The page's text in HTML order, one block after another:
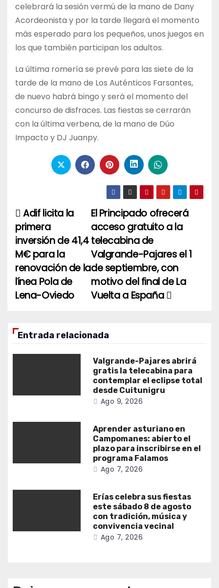
celebrará la sesión vermú de la mano de Dany
Acordeonista y por la tarde llegará el momento
más esperado para los pequeños, unos juegos en
los que también participan los adultos.
La última romería se prevé para las siete de la
tarde de la mano de Los Auténticos Farsantes,
de nuevo habrá bingo y será el momento del
concurso de disfraces. Las fiestas se cerrarán
con la última verbena, de la mano de Dúo
Impacto y DJ Juanpy.
Navegación
de
entradas
El Principado ofrecerá
acceso gratuito a la
telecabina de
Valgrande-Pajares el 1
de septiembre, con
motivo del final de La
Vuelta a España
Adif licita la
primera
inversión de 41,4
M€ para la
renovación de la
línea Pola de
Lena-Oviedo
Entrada relacionada
Valgrande-Pajares abrirá
gratis la telecabina para
contemplar el eclipse total
desde Cuitunigru
Ago 9, 2026
Aprender asturiano en
Campomanes: abierto el
plazo para inscribirse en el
programa Falamos
Ago 7, 2026
Erías celebra sus fiestas
este sábado 8 de agosto
con tradición, música y
convivencia vecinal
Ago 7, 2026